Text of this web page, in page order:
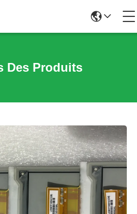
Des Produits